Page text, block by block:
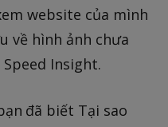
website của mình
về hình ảnh chưa
Insight.
đã biết Tại sao